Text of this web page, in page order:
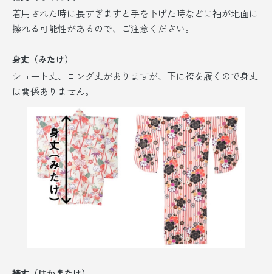
着用された時に長すぎますと手を下げた時などに袖が地面に
擦れる可能性があるので、ご注意ください。
身丈（みたけ）
ショート丈、ロング丈がありますが、 下に袴を履くので身丈
は関係ありません。